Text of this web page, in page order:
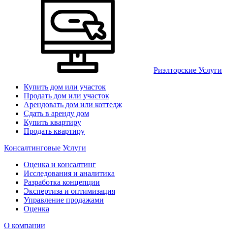
Риэлторские Услуги
Купить дом или участок
Продать дом или участок
Арендовать дом или коттедж
Сдать в аренду дом
Купить квартиру
Продать квартиру
Консалтинговые Услуги
Оценка и консалтинг
Исследования и аналитика
Разработка концепции
Экспертиза и оптимизация
Управление продажами
Оценка
О компании